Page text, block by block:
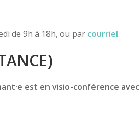
de 9h à 18h, ou par courriel.
est en visio-conférence avec